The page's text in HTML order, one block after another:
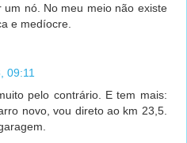
um nó. No meu meio não existe
e medíocre.
09:11
pelo contrário. E tem mais:
novo, vou direto ao km 23,5.